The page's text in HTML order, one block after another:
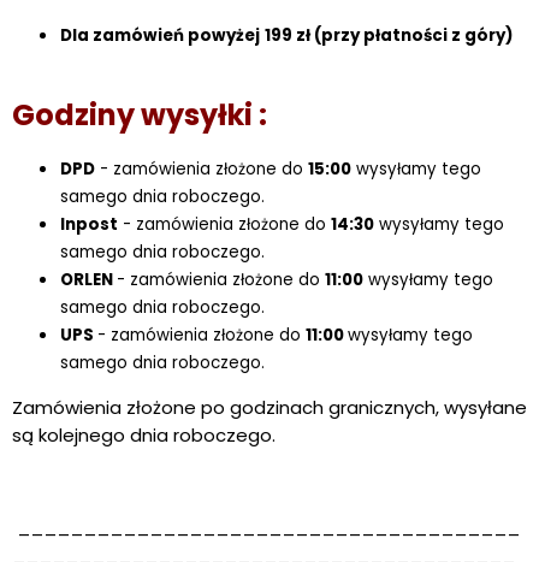
Dla zamówień powyżej 199 zł (przy płatności z góry)
Godziny wysyłki :
DPD - zamówienia złożone do 15:00 wysyłamy tego
samego dnia roboczego.
Inpost - zamówienia złożone do 14:30 wysyłamy tego
samego dnia roboczego.
ORLEN - zamówienia złożone do 11:00 wysyłamy tego
samego dnia roboczego.
UPS - zamówienia złożone do 11:00wysyłamy tego
samego dnia roboczego.
Zamówienia złożone po godzinach granicznych, wysyłane
są kolejnego dnia roboczego.